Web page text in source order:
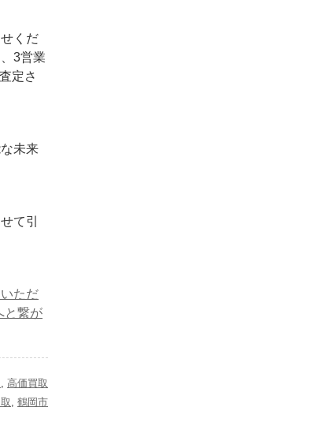
くだ
3営業
定さ
未来
て引
ただ
と繋が
, 高価買取
, 鶴岡市